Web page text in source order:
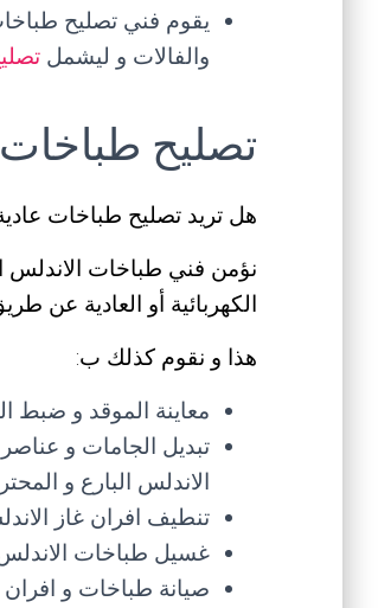
يقوم فني تصليح
والفالات و ليشمل
تصليح طباخات
هل تريد تصليح طباخات عادية
نؤمن فني طباخات الاندلس
الكهربائية أو العادية عن
هذا و نقوم كذلك ب:
معاينة الموقد و ضبط
تبديل الجامات و
الاندلس البارع و
تنطيف افران غاز
غسيل طباخات الاندلس
صيانة طباخات و افران